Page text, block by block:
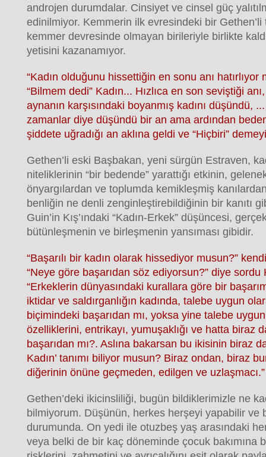
androjen durumdalar. Cinsiyet ve cinsel güç
edinilmiyor. Kemmerin ilk evresindeki bir Gethen’li
kemmer devresinde olmayan birileriyle birlikte
yetisini kazanamıyor.
“Kadın olduğunu hissettiğin en sonu anı
“Bilmem dedi” Kadın... Hızlıca en son seviştiği
aynanın karşısındaki boyanmış kadını düşündü,
zamanlar diye düşündü bir an ama ardından
şiddete uğradığı an aklına geldi ve “Hiçbiri”
Gethen’li eski Başbakan, yeni sürgün Estraven,
niteliklerinin “bir bedende” yarattığı etkinin,
önyargılardan ve toplumda kemikleşmiş
benliğin ne denli zenginleştirebildiğinin bir kanıtı
Guin’in Kış’ındaki “Kadın-Erkek” düşüncesi,
bütünleşmenin ve birleşmenin yansıması gibidir.
“Başarılı bir kadın olarak hissediyor musun?”
“Neye göre başarıdan söz ediyorsun?” diye sordu
“Erkeklerin dünyasındaki kurallara göre bir
iktidar ve saldırganlığın kadında, talebe uygun
biçimindeki başarıdan mı, yoksa yine talebe
özelliklerini, entrikayı, yumuşaklığı ve hatta biraz
başarıdan mı?. Aslına bakarsan bu ikisinin biraz da
Kadın’ tanımı biliyor musun? Biraz ondan, biraz
diğerinin önüne geçmeden, edilgen ve uzlaşmacı.”
Gethen’deki ikicinsliliği, bugün bildiklerimizle ne
bilmiyorum. Düşünün, herkes herşeyi yapabilir ve
durumunda. On yedi ile otuzbeş yaş arasındaki
veya belki de bir kaç döneminde çocuk bakımına